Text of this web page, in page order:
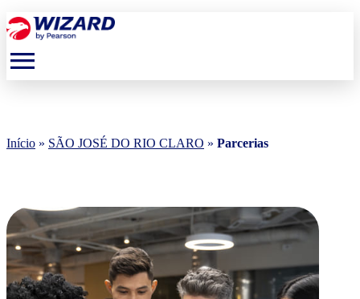
menu
Início » SÃO JOSÉ DO RIO CLARO » Parcerias